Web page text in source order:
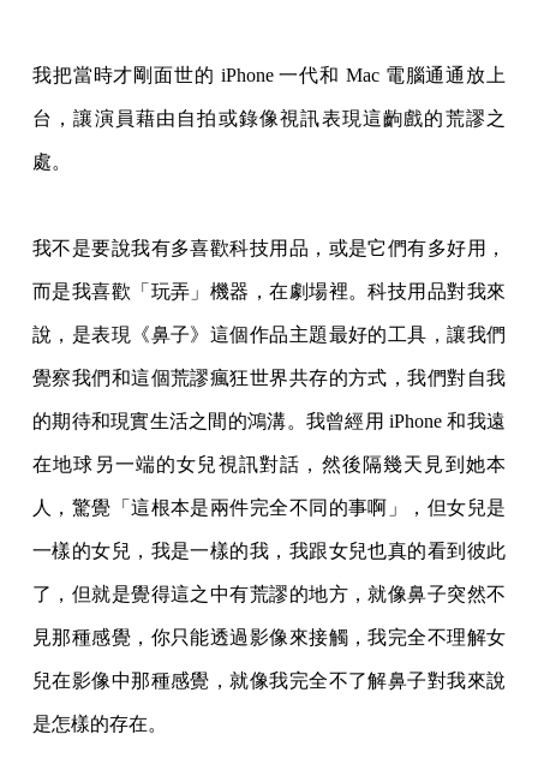
我把當時才剛面世的 iPhone 一代和 Mac 電腦通通放上
台，讓演員藉由自拍或錄像視訊表現這齣戲的荒謬之
處。
我不是要說我有多喜歡科技用品，或是它們有多好用，
而是我喜歡「玩弄」機器，在劇場裡。科技用品對我來
說，是表現《鼻子》這個作品主題最好的工具，讓我們
覺察我們和這個荒謬瘋狂世界共存的方式，我們對自我
的期待和現實生活之間的鴻溝。我曾經用 iPhone 和我遠
在地球另一端的女兒視訊對話，然後隔幾天見到她本
人，驚覺「這根本是兩件完全不同的事啊」，但女兒是
一樣的女兒，我是一樣的我，我跟女兒也真的看到彼此
了，但就是覺得這之中有荒謬的地方，就像鼻子突然不
見那種感覺，你只能透過影像來接觸，我完全不理解女
兒在影像中那種感覺，就像我完全不了解鼻子對我來說
是怎樣的存在。